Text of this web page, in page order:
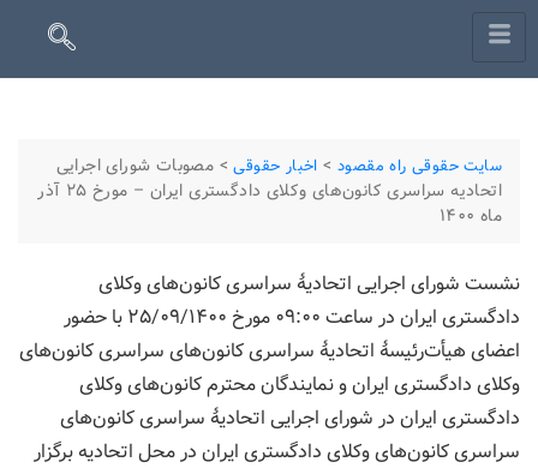
سایت حقوقی راه مقصود > اخبار حقوقی> مصوبات شورای اجرایی
اتحادیه سراسری کانون‌های وکلای دادگستری ایران – مورخ ۲۵ آذر
ماه ۱۴۰۰
نشست شورای اجرایی اتحادیۀ سراسری کانون‌های وکلای
دادگستری ایران در ساعت ۰۹:۰۰ مورخ ۲۵/۰۹/۱۴۰۰ با حضور
اعضای هیأت‌رئیسۀ اتحادیۀ سراسری کانون‌های سراسری کانون‌های
وکلای دادگستری ایران و نمایندگان محترم کانون‌های وکلای
دادگستری ایران در شورای اجرایی اتحادیۀ سراسری کانون‌های
سراسری کانون‌های وکلای دادگستری ایران در محل اتحادیه برگزار